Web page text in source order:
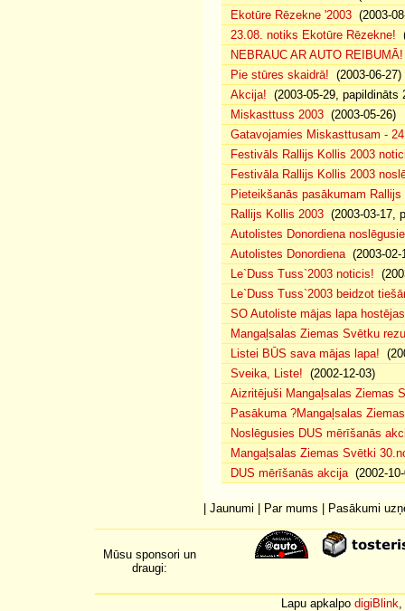
Ekotūre Rēzekne '2003 (2003-
23.08. notiks Ekotūre Rēzekne!
NEBRAUC AR AUTO REIBUMĀ!
Pie stūres skaidrā! (2003-06-27)
Akcija! (2003-05-29, papildināts
Miskasttuss 2003 (2003-05-26)
Gatavojamies Miskasttusam -
Festivāls Rallijs Kollis 2003
Festivāla Rallijs Kollis 2003
Pieteikšanās pasākumam
Rallijs Kollis 2003 (2003-03-17,
Autolistes Donordiena
Autolistes Donordiena(2003-02-
Le`Duss Tuss`2003 noticis!
Le`Duss Tuss`2003 beidzot
SO Autoliste mājas lapa
Mangaļsalas Ziemas Svētku
Listei BŪS sava mājas lapa!
Sveika, Liste! (2002-12-03)
Aizritējuši Mangaļsalas Ziemas
Pasākuma ?Mangaļsalas
Noslēgusies DUS mērīšanās
Mangaļsalas Ziemas Svētki
DUS mērīšanās akcija(2002-10-
Jaunumi Par mums Pasākumi
Mūsu sponsori un
draugi:
Lapu apkalpo digiBlink,